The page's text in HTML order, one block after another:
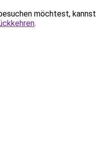
möchtest, kannst
.